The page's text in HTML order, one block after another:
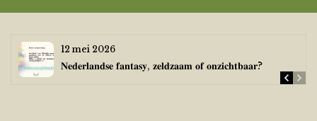
12 mei 2026
𝐍𝐞𝐝𝐞𝐫𝐥𝐚𝐧𝐝𝐬𝐞 𝐟𝐚𝐧𝐭𝐚𝐬𝐲, 𝐳𝐞𝐥𝐝𝐳𝐚𝐚𝐦 𝐨𝐟 𝐨𝐧𝐳𝐢𝐜𝐡𝐭𝐛𝐚𝐚𝐫?